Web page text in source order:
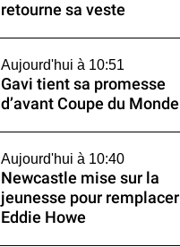
retourne sa veste
Aujourd'hui à 10:51
Gavi tient sa promesse
d’avant Coupe du Monde
Aujourd'hui à 10:40
Newcastle mise sur la
jeunesse pour remplacer
Eddie Howe